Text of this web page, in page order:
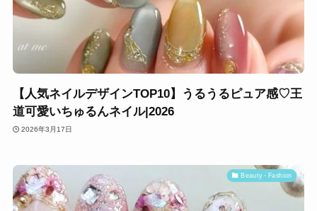
【人気ネイルデザインTOP10】うるうるピュア感♡王
道可愛いちゅるんネイル|2026
2026年3月17日
Beauty・Fashion